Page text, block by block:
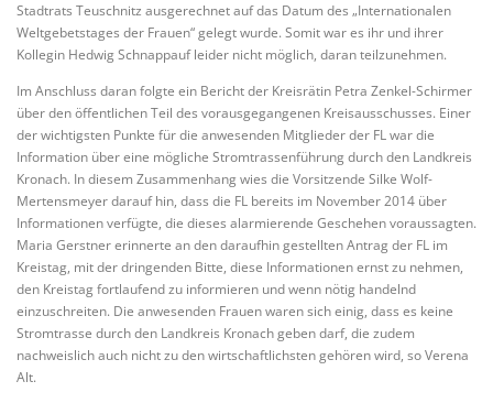
Stadtrats Teuschnitz ausgerechnet auf das Datum des „Internationalen
Weltgebetstages der Frauen“ gelegt wurde. Somit war es ihr und ihrer
Kollegin Hedwig Schnappauf leider nicht möglich, daran teilzunehmen.
Im Anschluss daran folgte ein Bericht der Kreisrätin Petra Zenkel-Schirmer
über den öffentlichen Teil des vorausgegangenen Kreisausschusses. Einer
der wichtigsten Punkte für die anwesenden Mitglieder der FL war die
Information über eine mögliche Stromtrassenführung durch den Landkreis
Kronach. In diesem Zusammenhang wies die Vorsitzende Silke Wolf-
Mertensmeyer darauf hin, dass die FL bereits im November 2014 über
Informationen verfügte, die dieses alarmierende Geschehen voraussagten.
Maria Gerstner erinnerte an den daraufhin gestellten Antrag der FL im
Kreistag, mit der dringenden Bitte, diese Informationen ernst zu nehmen,
den Kreistag fortlaufend zu informieren und wenn nötig handelnd
einzuschreiten. Die anwesenden Frauen waren sich einig, dass es keine
Stromtrasse durch den Landkreis Kronach geben darf, die zudem
nachweislich auch nicht zu den wirtschaftlichsten gehören wird, so Verena
Alt.